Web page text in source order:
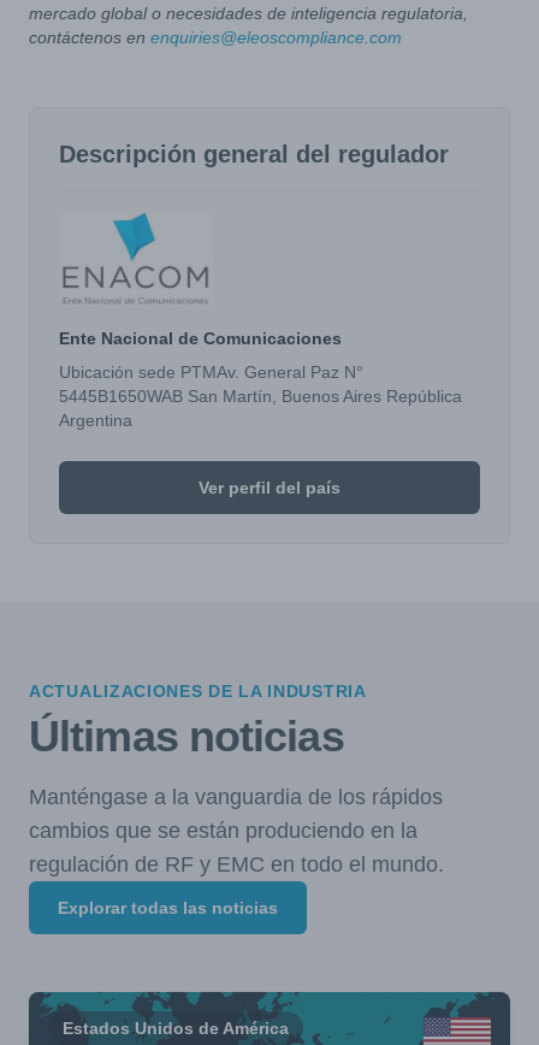
mercado global o necesidades de inteligencia regulatoria,
contáctenos en enquiries@eleoscompliance.com
Descripción general del regulador
Ente Nacional de Comunicaciones
Ubicación sede PTMAv. General Paz N°
5445B1650WAB San Martín, Buenos Aires República
Argentina
Ver perfil del país
ACTUALIZACIONES DE LA INDUSTRIA
Últimas noticias
Manténgase a la vanguardia de los rápidos
cambios que se están produciendo en la
regulación de RF y EMC en todo el mundo.
Explorar todas las noticias
Estados Unidos de América